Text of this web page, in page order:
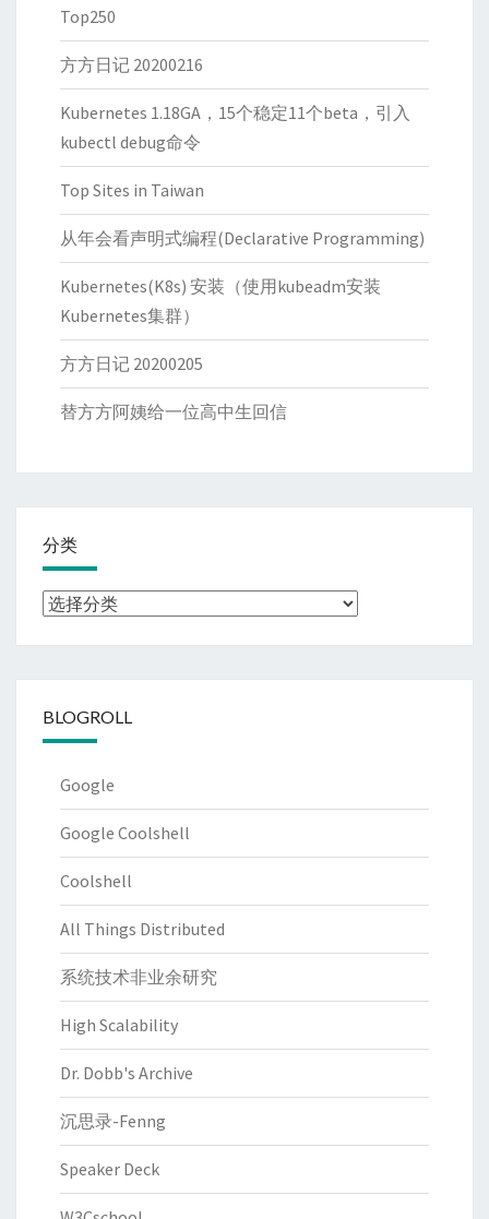
Top250
方方日记 20200216
Kubernetes 1.18GA，15个稳定11个beta，引入
kubectl debug命令
Top Sites in Taiwan
从年会看声明式编程(Declarative Programming)
Kubernetes(K8s) 安装（使用kubeadm安装
Kubernetes集群）
方方日记 20200205
替方方阿姨给一位高中生回信
分类
分
BLOGROLL
Google
Google Coolshell
Coolshell
All Things Distributed
系统技术非业余研究
High Scalability
Dr. Dobb's Archive
沉思录-Fenng
Speaker Deck